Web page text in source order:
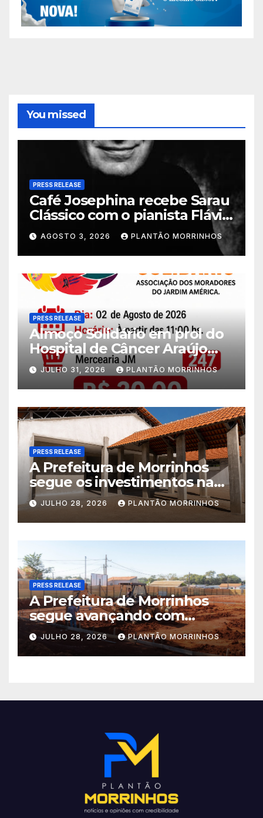
You missed
PRESS RELEASE
Café Josephina recebe Sarau
Clássico com o pianista Flávio
Varani nesta terça-feira
AGOSTO 3, 2026 PLANTÃO MORRINHOS
PRESS RELEASE
Almoço Solidário em prol do
Hospital de Câncer Araújo
Jorge é realizado no Jardim
América
JULHO 31, 2026 PLANTÃO MORRINHOS
PRESS RELEASE
A Prefeitura de Morrinhos
segue os investimentos na
educação. A obra da Escola
Municipal Eudóxio de
Figueiredo avança em ritmo
acelerado e já ganha forma.
JULHO 28, 2026 PLANTÃO MORRINHOS
PRESS RELEASE
A Prefeitura de Morrinhos
segue avançando com
importantes investimentos
no Setor Arca de Noé.
JULHO 28, 2026 PLANTÃO MORRINHOS